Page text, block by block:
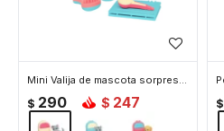
Mini Valija de mascota sorpresa - Beige
$ 290 $ 247 $